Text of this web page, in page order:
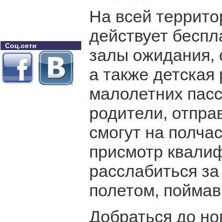
Соц.сети
На всей
действует
залы ожидания,
а также
малолетних
родители,
смогут на
присмотр
расслабиться
полетом,
Добраться до